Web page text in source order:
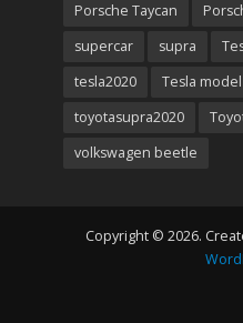
Porsche Taycan
supercar
supra
tesla2020
Tesla model
toyotasupra2020
volkswagen beetle
Copyright © 2026.